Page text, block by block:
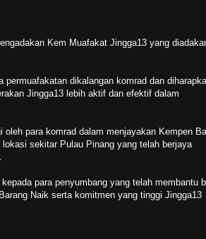
Kem Muafakat Jingga13 yang
dikalangan komrad dan
Jingga13 lebih aktif dan efektif dalam
para komrad dalam menjayakan Kempen
sekitar Pulau Pinang yang telah berjaya
para penyumbang yang telah membantu
Naik serta komitmen yang tinggi Jingga13